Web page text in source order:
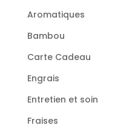
Aromatiques
Bambou
Carte Cadeau
Engrais
Entretien et soin
Fraises